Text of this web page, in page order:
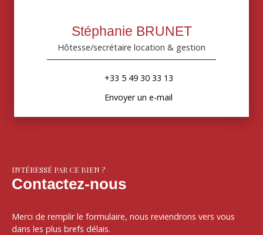
Stéphanie BRUNET
Hôtesse/secrétaire location & gestion
+33 5 49 30 33 13
Envoyer un e-mail
INTÉRESSÉ PAR CE BIEN ?
Contactez-nous
Merci de remplir le formulaire, nous reviendrons vers vous
dans les plus brefs délais.